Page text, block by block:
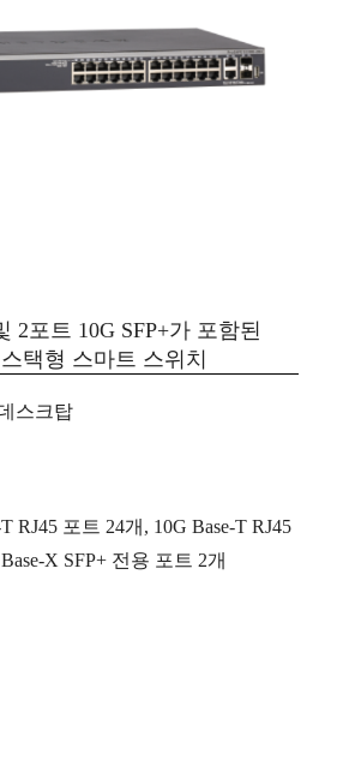
2포트 10G SFP+가 포함된
택형 스마트 스위치
스크탑
RJ45 포트 24개 , 10G Base-T RJ45
X SFP+ 전용 포트 2개